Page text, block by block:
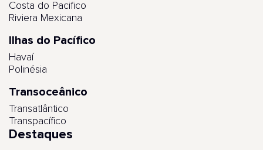
Costa do Pacifico
Riviera Mexicana
Ilhas do Pacífico
Havaí
Polinésia
Transoceânico
Transatlântico
Transpacífico
Destaques